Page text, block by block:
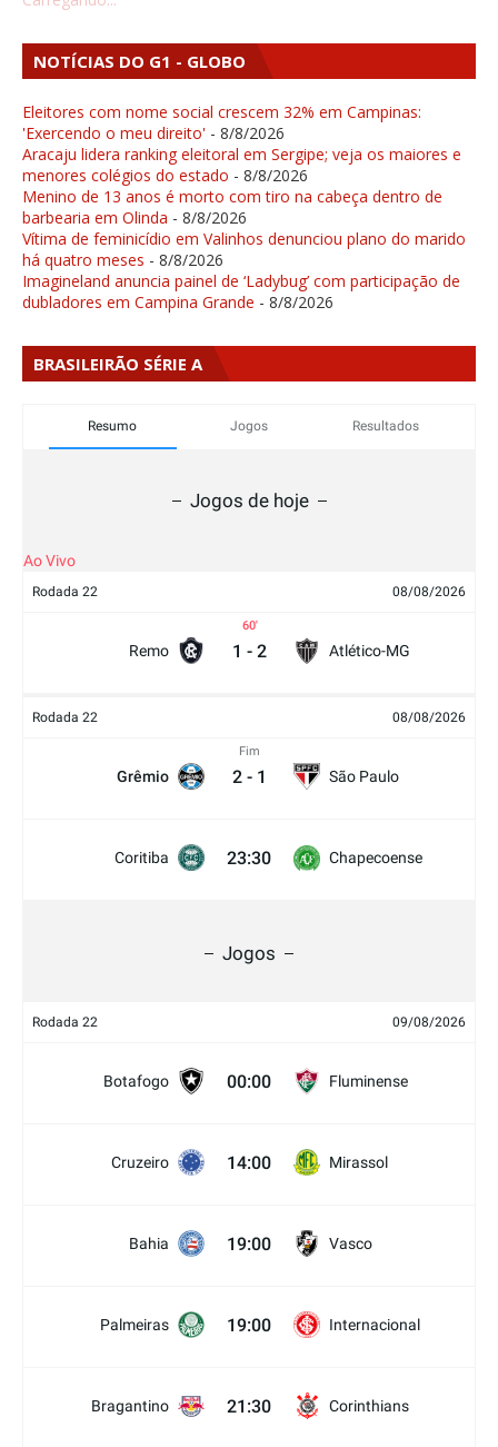
NOTÍCIAS DO G1 - GLOBO
Eleitores com nome social crescem 32% em Campinas:
'Exercendo o meu direito' - 8/8/2026
Aracaju lidera ranking eleitoral em Sergipe; veja os maiores e
menores colégios do estado - 8/8/2026
Menino de 13 anos é morto com tiro na cabeça dentro de
barbearia em Olinda - 8/8/2026
Vítima de feminicídio em Valinhos denunciou plano do marido
há quatro meses - 8/8/2026
Imagineland anuncia painel de ‘Ladybug’ com participação de
dubladores em Campina Grande - 8/8/2026
BRASILEIRÃO SÉRIE A
Resumo Jogos Resultados
Jogos de hoje
Ao Vivo
Rodada 22 08/08/2026
Remo
60
1 - 2 Atlético-MG
Rodada 22 08/08/2026
Grêmio
Fim
2 - 1 São Paulo
Coritiba 23:30 Chapecoense
Jogos
Rodada 22 09/08/2026
Botafogo 00:00 Fluminense
Cruzeiro 14:00 Mirassol
Bahia 19:00 Vasco
Palmeiras 19:00 Internacional
Bragantino 21:30 Corinthians